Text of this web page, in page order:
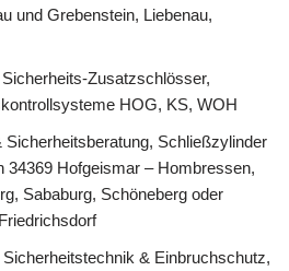
und Grebenstein, Liebenau,
Zusatzschlösser,
HOG, KS, WOH
Schließzylinder
34369 Hofgeismar – Hombressen,
Sababurg, Schöneberg oder
& Einbruchschutz,